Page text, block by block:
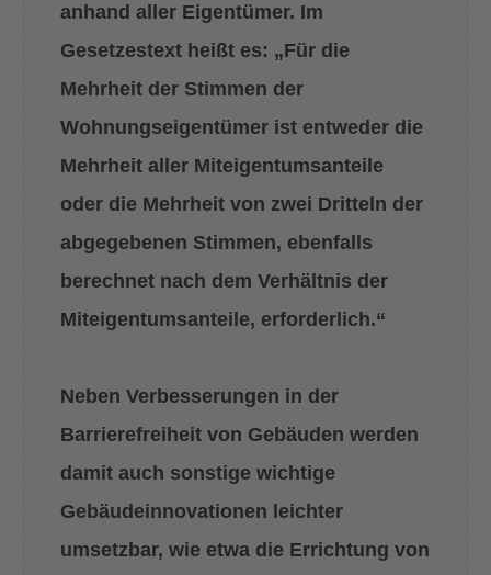
anhand aller Eigentümer. Im
Gesetzestext heißt es: „Für die
Mehrheit der Stimmen der
Wohnungseigentümer ist entweder die
Mehrheit aller Miteigentumsanteile
oder die Mehrheit von zwei Dritteln der
abgegebenen Stimmen, ebenfalls
berechnet nach dem Verhältnis der
Miteigentumsanteile, erforderlich.“
Neben Verbesserungen in der
Barrierefreiheit von Gebäuden werden
damit auch sonstige wichtige
Gebäudeinnovationen leichter
umsetzbar, wie etwa die Errichtung von